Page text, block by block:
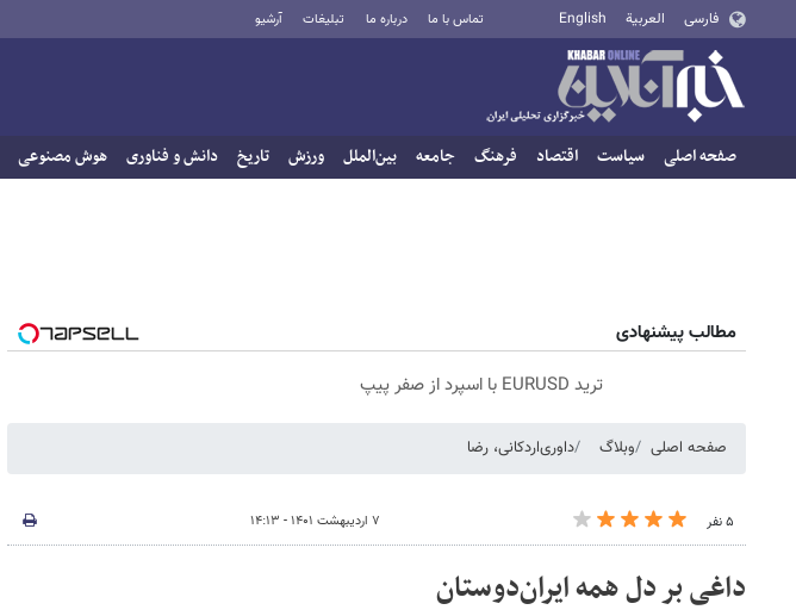
فارسی العربية English تماس با ما درباره ما تبلیغات آرشیو
صفحه اصلی سیاست اقتصاد فرهنگ جامعه بین‌الملل ورزش تاریخ دانش و فناوری هوش مصنوعی
مطالب پیشنهادی
ترید EURUSD با اسپرد از صفر پیپ
صفحه اصلی وبلاگ داوری‌اردکانی، رضا
۵ نفر ۷ اردیبهشت ۱۴۰۱ - ۱۴:۱۳
داغی بر دل همه ایران‌دوستان